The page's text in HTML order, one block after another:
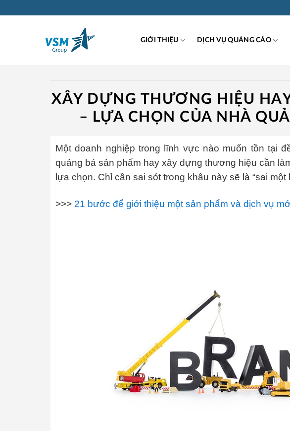
GIỚI THIỆU DỊCH VỤ QUẢNG CÁO
XÂY DỰNG THƯƠNG HIỆU
– LỰA CHỌN CỦA NHÀ
Một doanh nghiệp trong lĩnh vực nào muốn tồn tại
quảng bá sản phẩm hay xây dựng thương hiệu cần
lựa chọn. Chỉ cần sai sót trong khâu này sẽ là “sai một
>>> 21 bước để giới thiệu một sản phẩm và dịch vụ